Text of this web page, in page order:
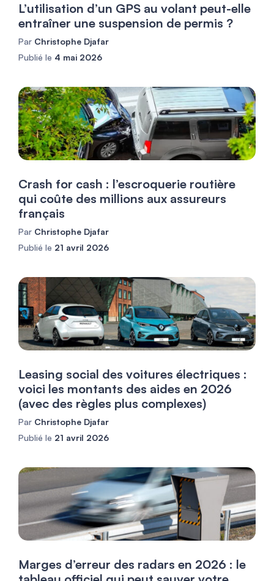
L’utilisation d’un GPS au volant peut-elle
entraîner une suspension de permis ?
Par Christophe Djafar
Publié le 4 mai 2026
Crash for cash : l’escroquerie routière
qui coûte des millions aux assureurs
français
Par Christophe Djafar
Publié le 21 avril 2026
Leasing social des voitures électriques :
voici les montants des aides en 2026
(avec des règles plus complexes)
Par Christophe Djafar
Publié le 21 avril 2026
Marges d’erreur des radars en 2026 : le